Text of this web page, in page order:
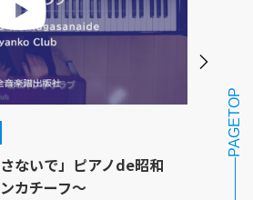
ないで」ピアノde昭和
カチーフ～
PAGETOP